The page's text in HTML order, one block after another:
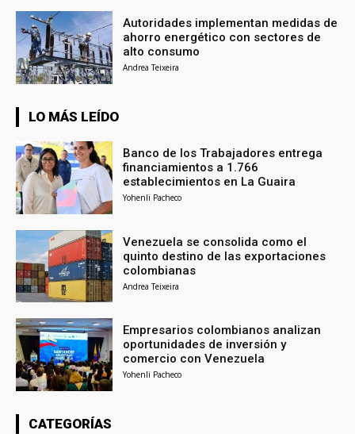
Autoridades implementan medidas de
ahorro energético con sectores de
alto consumo
Andrea Teixeira
LO MÁS LEÍDO
Banco de los Trabajadores entrega
financiamientos a 1.766
establecimientos en La Guaira
Yohenli Pacheco
Venezuela se consolida como el
quinto destino de las exportaciones
colombianas
Andrea Teixeira
Empresarios colombianos analizan
oportunidades de inversión y
comercio con Venezuela
Yohenli Pacheco
CATEGORÍAS